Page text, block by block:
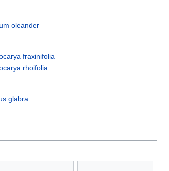
oleander
fraxinifolia
rhoifolia
glabra